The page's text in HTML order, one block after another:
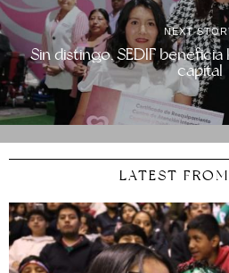
NEXT
Sin distingo, SEDIF
capital
LATEST